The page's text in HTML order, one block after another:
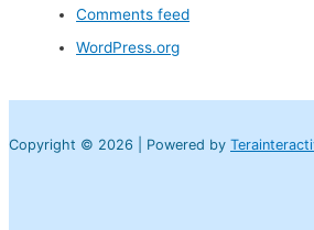
Comments feed
WordPress.org
Copyright © 2026 | Powered by